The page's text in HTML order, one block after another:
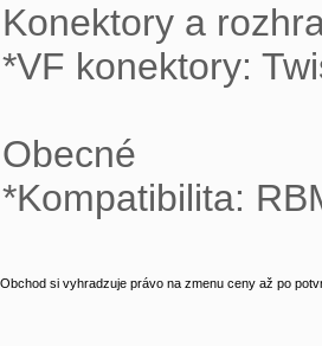
Konektory a
*VF konektory:
Obecné
*Kompatibilita:
Obchod si vyhradzuje právo na zmenu ceny až po